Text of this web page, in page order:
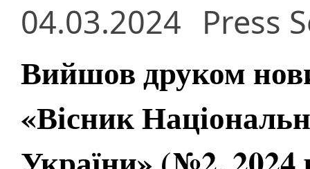
04.03.2024 Press
Вийшов друком
«Вісник